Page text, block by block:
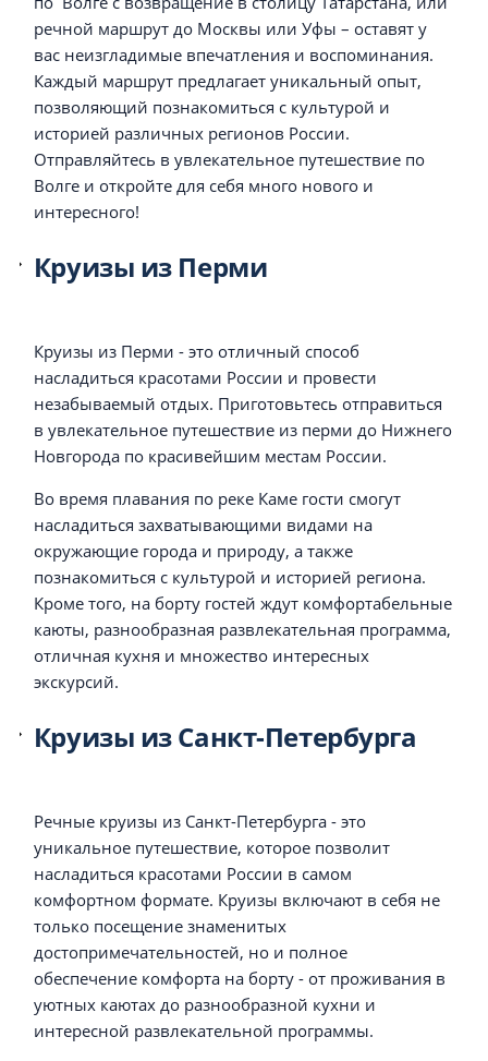
речной маршрут до Москвы или Уфы – оставят у
вас неизгладимые впечатления и воспоминания.
Каждый маршрут предлагает уникальный опыт,
позволяющий познакомиться с культурой и
историей различных регионов России.
Отправляйтесь в увлекательное путешествие по
Волге и откройте для себя много нового и
интересного!
Круизы из Перми
Круизы из Перми - это отличный способ
насладиться красотами России и провести
незабываемый отдых. Приготовьтесь отправиться
в увлекательное путешествие из перми до Нижнего
Новгорода по красивейшим местам России.
Во время плавания по реке Каме гости смогут
насладиться захватывающими видами на
окружающие города и природу, а также
познакомиться с культурой и историей региона.
Кроме того, на борту гостей ждут комфортабельные
каюты, разнообразная развлекательная программа,
отличная кухня и множество интересных
экскурсий.
Круизы из Санкт-Петербурга
Речные круизы из Санкт-Петербурга - это
уникальное путешествие, которое позволит
насладиться красотами России в самом
комфортном формате. Круизы включают в себя не
только посещение знаменитых
достопримечательностей, но и полное
обеспечение комфорта на борту - от проживания в
уютных каютах до разнообразной кухни и
интересной развлекательной программы.